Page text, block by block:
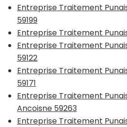
Entreprise Traitement
59199
Entreprise Traitement
Entreprise Traitement
59122
Entreprise Traitement
59171
Entreprise Traitement
Ancoisne 59263
Entreprise Traitement